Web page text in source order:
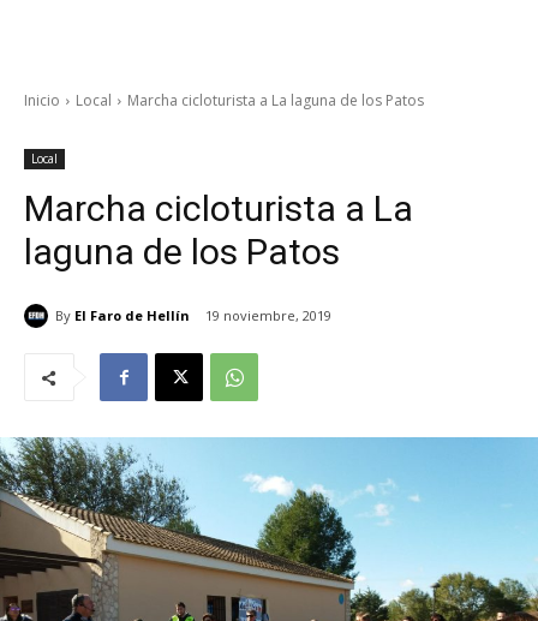
Inicio Local Marcha cicloturista a La laguna de los Patos
Local
Marcha cicloturista a La
laguna de los Patos
By El Faro de Hellín 19 noviembre, 2019